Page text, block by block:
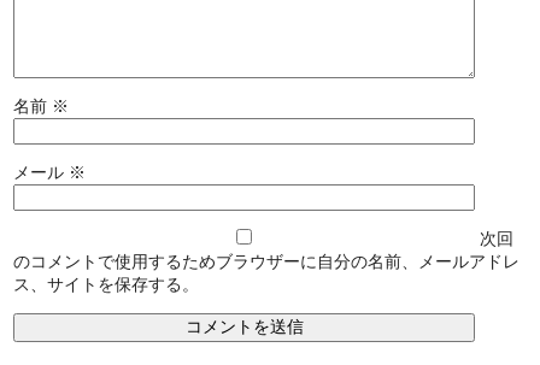
名前 ※
メール ※
次回
のコメントで使用するためブラウザーに自分の名前、メールアドレ
ス、サイトを保存する。